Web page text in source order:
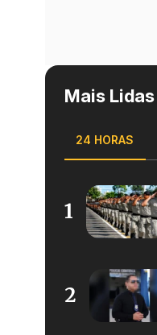
Mais Lidas
24 HORAS
1
2